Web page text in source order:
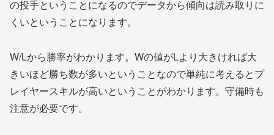
の投手ということになるのでデータから傾向は読み取りに
くいということになります。
W/Lから勝率がわかります。Wの値がLより大きければ大
きいほど勝ち数が多いということなので単純に考えるとプ
レイヤースキルが高いということがわかります。守備時も
注意が必要です。